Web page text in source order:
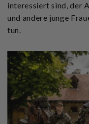
interessiert sind, der
und andere junge
tun.